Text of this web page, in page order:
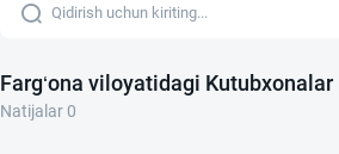
Farg‘ona viloyatidagi Kutubxonalar
Natijalar 0